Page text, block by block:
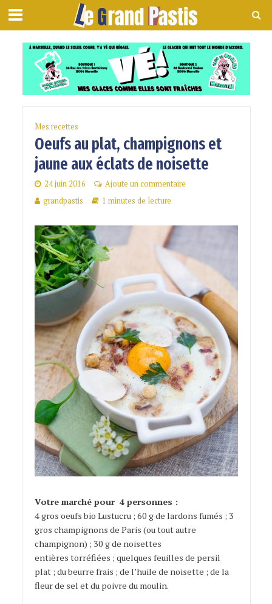
Mes recettes
Oeufs au plat, champignons et
jaune aux éclats de noisette
24 juin 2016
Ajoute un commentaire
grandpastis
1 minutes de lecture
Votre marché pour 4 personnes :
4 gros oeufs bio Lustucru ; 60 g de lardons fumés ; 3
gros champignons de Paris (ou tout autre
champignon) ; 30 g de noisettes
entières torréfiées ; quelques feuilles de persil
plat ; du beurre frais ; de l’huile de noisette ; de la
fleur de sel et du poivre du moulin.